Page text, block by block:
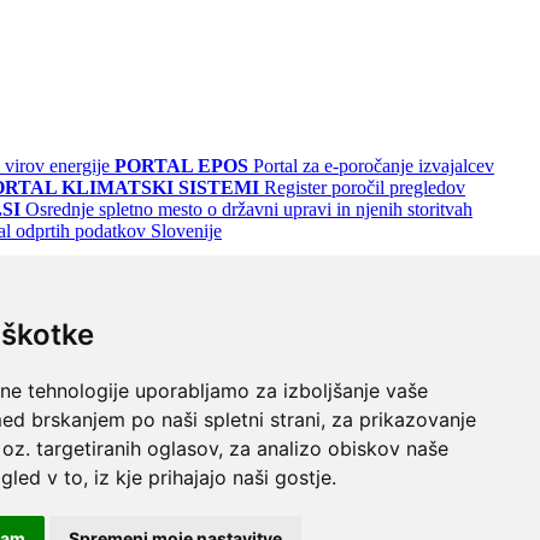
tehnologije uporabljamo za izboljšanje vaše
brskanjem po naši spletni strani, za prikazovanje
targetiranih oglasov, za analizo obiskov naše
v to, iz kje prihajajo naši gostje.
virov energije PORTAL EPOS Portal za e-poročanje izvajalcev
KLIMATSKI SISTEMI Register poročil pregledov
Osrednje spletno mesto o državni upravi in njenih storitvah
odprtih podatkov Slovenije